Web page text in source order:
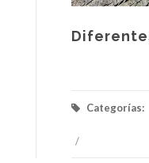
Categorías:
/